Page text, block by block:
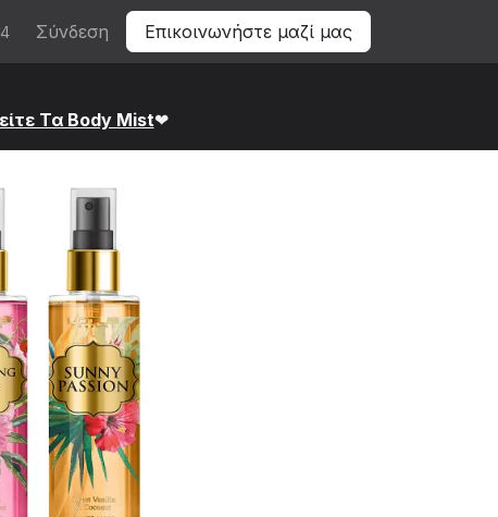
Σύνδεση Επικοινωνήστε μαζί μας
Τα Bod​y Mist❤